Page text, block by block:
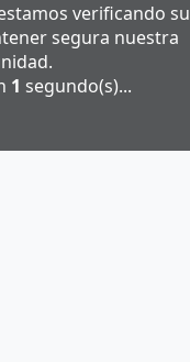
verificando su
segura nuestra
1 segundo(s)...